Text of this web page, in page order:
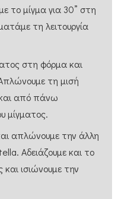
το μίγμα για 30” στη
τη λειτουργία
στη φόρμα και
τη μισή
από πάνω
μίγματος.
απλώνουμε την άλλη
Αδειάζουμε και το
και ισιώνουμε την